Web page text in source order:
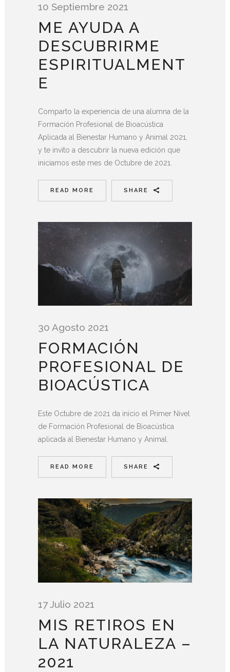
10 Septiembre 2021
ME AYUDA A
DESCUBRIRME
ESPIRITUALMENT
E
Comparto la experiencia de una alumna de la
Formación Profesional de Bioacústica
Aplicada al Bienestar Humano y Animal 2021,
y te invito a descubrir la nueva edición que
iniciamos este mes de Octubre de 2021.
READ MORE SHARE
30 Agosto 2021
FORMACIÓN
PROFESIONAL DE
BIOACÚSTICA
Este Octubre de 2021 da inicio el Primer Nivel
de Formación Profesional de Bioacústica
aplicada al Bienestar Humano y Animal.
READ MORE SHARE
17 Julio 2021
MIS RETIROS EN
LA NATURALEZA –
2021